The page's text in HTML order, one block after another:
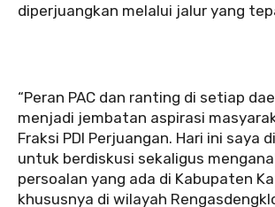
diperjuangkan melalui jalur yang
“Peran PAC dan ranting di setiap
menjadi jembatan aspirasi
Fraksi PDI Perjuangan. Hari ini saya
untuk berdiskusi sekaligus
persoalan yang ada di Kabupaten
khususnya di wilayah